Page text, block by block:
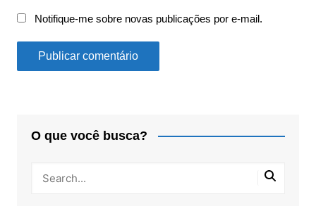
Notifique-me sobre novas publicações por e-mail.
O que você busca?